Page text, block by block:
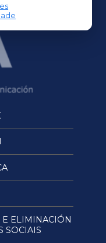
ELIMINACIÓN
SOCIAIS